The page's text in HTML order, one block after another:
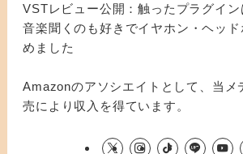
VSTレビュー公開：触ったプラグイン
音楽聞くのも好きでイヤホン・ヘッ
めました
Amazonのアソシエイトとして、当メ
売により収入を得ています。